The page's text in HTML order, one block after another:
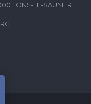
LONS-LE-SAUNIER